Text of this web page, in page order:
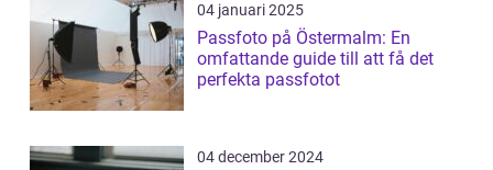
04 januari 2025
Passfoto på Östermalm: En
omfattande guide till att få det
perfekta passfotot
04 december 2024